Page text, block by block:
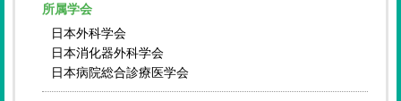
所属学会
日本外科学会
日本消化器外科学会
日本病院総合診療医学会